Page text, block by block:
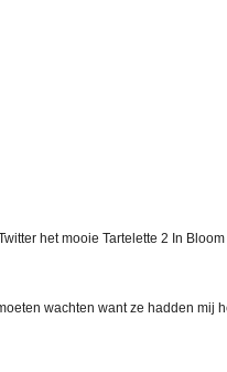
het mooie Tartelette 2 In Bloom
wachten want ze hadden mij